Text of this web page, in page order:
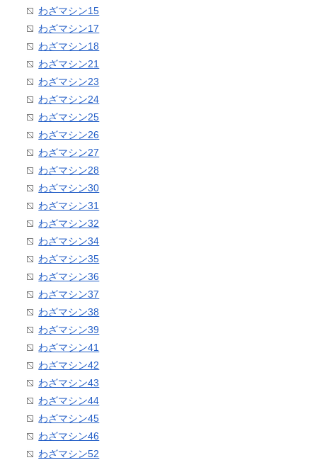
わざマシン15
わざマシン17
わざマシン18
わざマシン21
わざマシン23
わざマシン24
わざマシン25
わざマシン26
わざマシン27
わざマシン28
わざマシン30
わざマシン31
わざマシン32
わざマシン34
わざマシン35
わざマシン36
わざマシン37
わざマシン38
わざマシン39
わざマシン41
わざマシン42
わざマシン43
わざマシン44
わざマシン45
わざマシン46
わざマシン52